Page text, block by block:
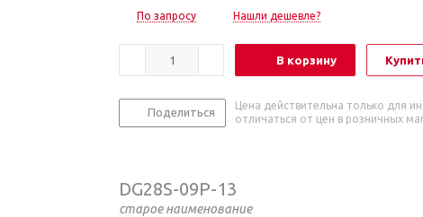
По запросу Нашли дешевле?
В корзину
Поделиться
Цена действительна только для
отличаться от цен в розничных
DG28S-09P-13
старое наименование